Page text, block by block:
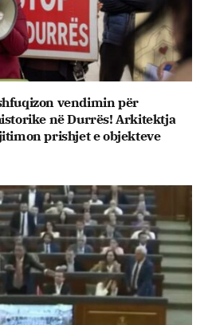
vendimin për
në Durrës! Arkitektja
prishjet e objekteve